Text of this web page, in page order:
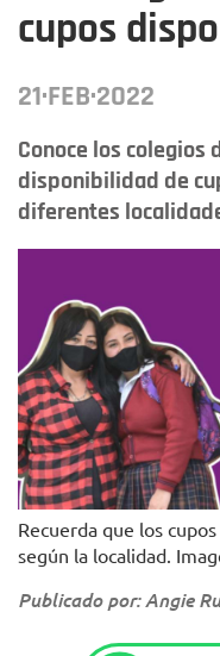
cupos
21·FEB·2022
Conoce los
disponibilidad de
diferentes
Recuerda que los
según la localidad.
Publicado por: Angie